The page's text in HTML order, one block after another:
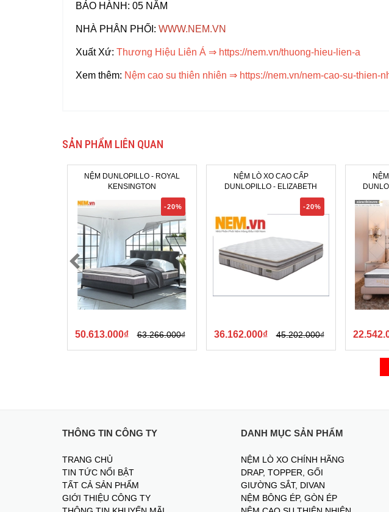
BẢO HÀNH: 05 NĂM
NHÀ PHÂN PHỐI: WWW.NEM.VN
Xuất Xứ: Thương Hiệu Liên Á ⇒ https://nem.vn/thuong-hieu-lien-a
Xem thêm: Nệm cao su thiên nhiên ⇒ https://nem.vn/nem-cao-su-thien-
SẢN PHẨM LIÊN QUAN
NỆM DUNLOPILLO - ROYAL
KENSINGTON
-20%
50.613.000₫ 63.266.000₫
NỆM LÒ XO CAO CẤP
DUNLOPILLO - ELIZABETH
-20%
36.162.000₫ 45.202.000₫
THÔNG TIN CÔNG TY
TRANG CHỦ
TIN TỨC NỔI BẬT
TẤT CẢ SẢN PHẨM
GIỚI THIỆU CÔNG TY
DANH MỤC SẢN PHẨM
NỆM LÒ XO CHÍNH HÃNG
DRAP, TOPPER, GỐI
GIƯỜNG SẮT, DIVAN
NỆM BÔNG ÉP, GÒN ÉP